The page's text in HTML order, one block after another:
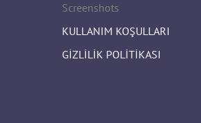
Screenshots
KULLANIM KOŞULLARI
GİZLİLİK POLİTİKASI